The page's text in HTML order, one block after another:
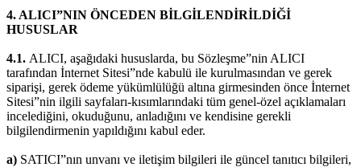
4. ALICI”NIN ÖNCEDEN BİLGİLENDİRİLDİĞİ
HUSUSLAR
4.1. ALICI, aşağıdaki hususlarda, bu Sözleşme”nin ALICI
tarafından İnternet Sitesi”nde kabulü ile kurulmasından ve gerek
siparişi, gerek ödeme yükümlülüğü altına girmesinden önce İnternet
Sitesi”nin ilgili sayfaları-kısımlarındaki tüm genel-özel açıklamaları
incelediğini, okuduğunu, anladığını ve kendisine gerekli
bilgilendirmenin yapıldığını kabul eder.
a) SATICI”nın unvanı ve iletişim bilgileri ile güncel tanıtıcı bilgileri,